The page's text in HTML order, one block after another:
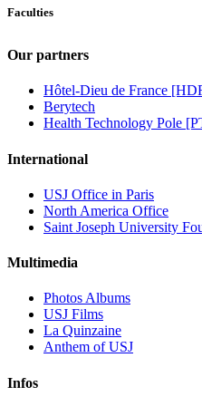
Faculties
Our partners
Hôtel-Dieu de France
Berytech
Health Technology Pole
International
USJ Office in Paris
North America Office
Saint Joseph University
Multimedia
Photos Albums
USJ Films
La Quinzaine
Anthem of USJ
Infos